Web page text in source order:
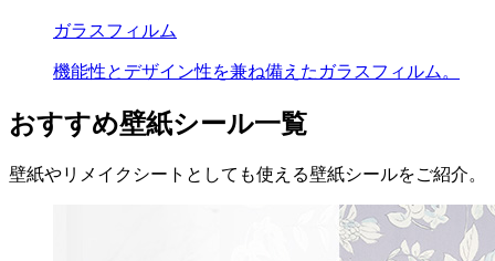
ガラスフィルム
機能性とデザイン性を兼ね備えたガラスフィルム。
おすすめ壁紙シール一覧
壁紙やリメイクシートとしても使える壁紙シールをご紹介。